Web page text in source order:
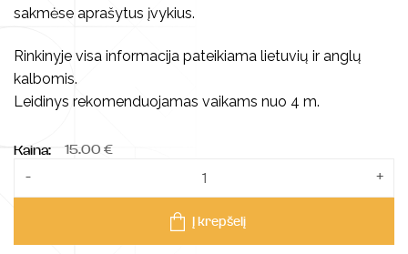
sakmėse aprašytus įvykius.
Rinkinyje visa informacija pateikiama lietuvių ir anglų
kalbomis.
Leidinys rekomenduojamas vaikams nuo 4 m.
Kaina: 15.00 €
- +
Į krepšelį